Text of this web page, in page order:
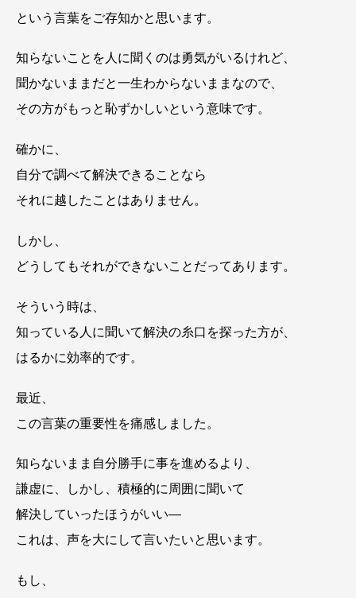
という言葉をご存知かと思います。
知らないことを人に聞くのは勇気がいるけれど、
聞かないままだと一生わからないままなので、
その方がもっと恥ずかしいという意味です。
確かに、
自分で調べて解決できることなら
それに越したことはありません。
しかし、
どうしてもそれができないことだってあります。
そういう時は、
知っている人に聞いて解決の糸口を探った方が、
はるかに効率的です。
最近、
この言葉の重要性を痛感しました。
知らないまま自分勝手に事を進めるより、
謙虚に、しかし、積極的に周囲に聞いて
解決していったほうがいい―
これは、声を大にして言いたいと思います。
もし、